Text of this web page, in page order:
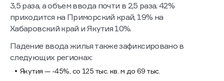
3,5 раза, а объем ввода почти в 2,5 раза. 42%
приходится на Приморский край, 19% на
Хабаровский край и Якутия 10%.
Падение ввода жилья также зафиксировано в
следующих регионах:
Якутия — -45%, со 125 тыс. кв. м до 69 тыс.